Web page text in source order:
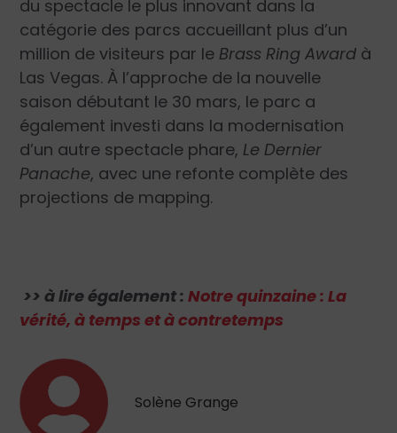
du spectacle le plus innovant dans la
catégorie des parcs accueillant plus d’un
million de visiteurs par le Brass Ring Award à
Las Vegas. À l’approche de la nouvelle
saison débutant le 30 mars, le parc a
également investi dans la modernisation
d’un autre spectacle phare, Le Dernier
Panache, avec une refonte complète des
projections de mapping.
>> à lire également :Notre quinzaine : La
vérité, à temps et à contretemps
Solène Grange